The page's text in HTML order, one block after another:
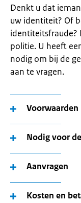
Denkt u dat
uw identiteit? Of
identiteitsfraude?
politie. U heeft
nodig om bij de
aan te vragen.
Voorwaarden
Nodig voor
Aanvragen
Kosten en